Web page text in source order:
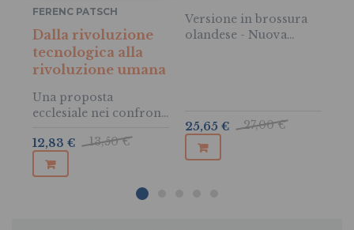
FERENC PATSCH
Dalla rivoluzione
tecnologica alla
rivoluzione umana
Una proposta
ecclesiale nei confronti
artificiale13,50 €
12,83 €
Versione in brossura
olandese - Nuova
27,00 €
25,65 €